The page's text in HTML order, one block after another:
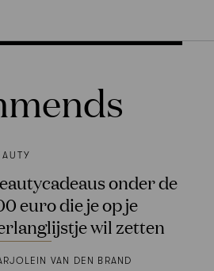
onder de
euro die je op je
wil zetten
VAN DEN BRAND